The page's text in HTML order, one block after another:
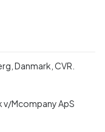
Danmark, CVR.
Mcompany ApS